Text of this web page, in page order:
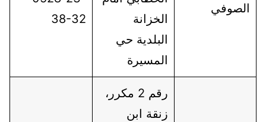
الصوفي
الخزانة
البلدية حي
المسيرة
38-32
رقم 2 مكرر،
زنقة ابن